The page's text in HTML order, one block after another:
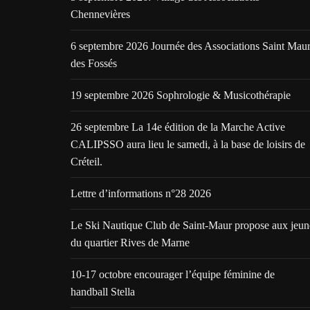
Chennevières
6 septembre 2026 Journée des Associations Saint Maur
des Fossés
19 septembre 2026 Sophrologie & Musicothérapie
26 septembre La 14e édition de la Marche Active
CALIPSSO aura lieu le samedi, à la base de loisirs de
Créteil.
Lettre d’informations n°28 2026
Le Ski Nautique Club de Saint-Maur propose aux
du quartier Rives de Marne
10-17 octobre encourager l’équipe féminine de
handball Stella